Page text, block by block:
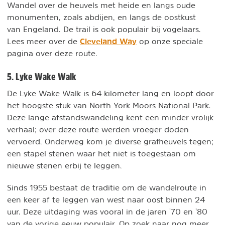
Wandel over de heuvels met heide en langs oude
monumenten, zoals abdijen, en langs de oostkust
van Engeland. De trail is ook populair bij vogelaars.
Lees meer over de Cleveland Way op onze speciale
pagina over deze route.
5. Lyke Wake Walk
De Lyke Wake Walk is 64 kilometer lang en loopt door
het hoogste stuk van North York Moors National Park.
Deze lange afstandswandeling kent een minder vrolijk
verhaal; over deze route werden vroeger doden
vervoerd. Onderweg kom je diverse grafheuvels tegen;
een stapel stenen waar het niet is toegestaan om
nieuwe stenen erbij te leggen.
Sinds 1955 bestaat de traditie om de wandelroute in
een keer af te leggen van west naar oost binnen 24
uur. Deze uitdaging was vooral in de jaren '70 en '80